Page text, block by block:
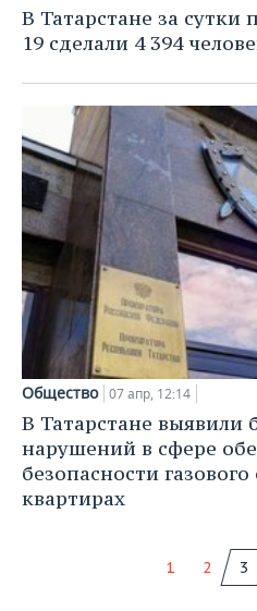
В Татарстане за сутки
19 сделали 4 394
Общество 07 апр, 12:14
В Татарстане выявили
нарушений в сфере
безопасности
квартирах
1 2 3